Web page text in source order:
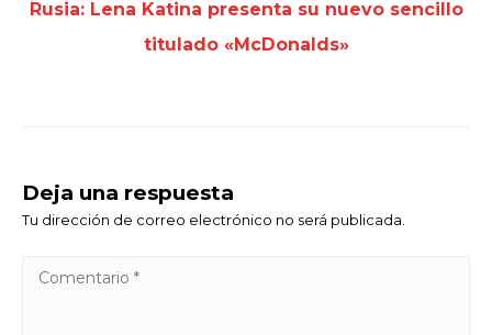
Rusia: Lena Katina presenta su nuevo sencillo
titulado «McDonalds»
Deja una respuesta
Tu dirección de correo electrónico no será publicada.